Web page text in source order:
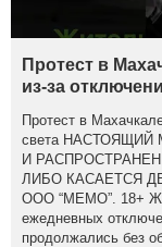
Протест в
из-за
Протест в
света
И
ЛИБО КАСАЕТСЯ
ООО “МЕМО”. 18+
ежедневных
продолжались без